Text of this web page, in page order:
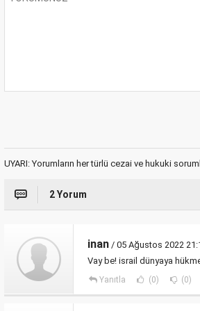
UYARI: Yorumların her türlü cezai ve hukuki
2 Yorum
inan / 05 Ağustos 2022
Vay be! israil dünyaya
Yanıtla (0) (0)